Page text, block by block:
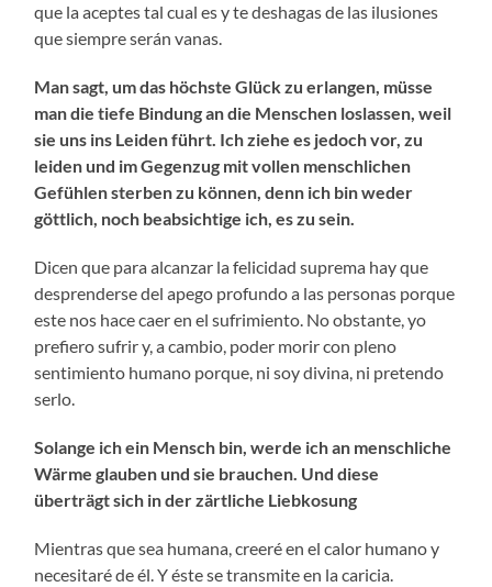
que la aceptes tal cual es y te deshagas de las ilusiones
que siempre serán vanas.
Man sagt, um das höchste Glück zu erlangen, müsse
man die tiefe Bindung an die Menschen loslassen, weil
sie uns ins Leiden führt. Ich ziehe es jedoch vor, zu
leiden und im Gegenzug mit vollen menschlichen
Gefühlen sterben zu können, denn ich bin weder
göttlich, noch beabsichtige ich, es zu sein.
Dicen que para alcanzar la felicidad suprema hay que
desprenderse del apego profundo a las personas porque
este nos hace caer en el sufrimiento. No obstante, yo
prefiero sufrir y, a cambio, poder morir con pleno
sentimiento humano porque, ni soy divina, ni pretendo
serlo.
Solange ich ein Mensch bin, werde ich an menschliche
Wärme glauben und sie brauchen. Und diese
überträgt sich in der zärtliche Liebkosung
Mientras que sea humana, creeré en el calor humano y
necesitaré de él. Y éste se transmite en la caricia.